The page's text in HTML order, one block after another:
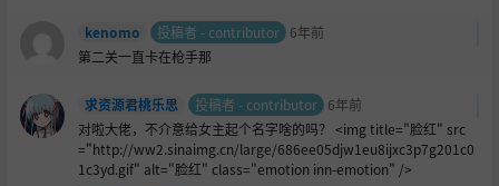
kenomo 投稿者 - contributor 6年前
第二关一直卡在枪手那
求资源君桃乐思 投稿者 - contributor 6年前
对啦大佬，不介意给女主起个名字啥的吗？ <img title="脸红" src
="http://ww2.sinaimg.cn/large/686ee05djw1eu8ijxc3p7g201c0
1c3yd.gif" alt="脸红" class="emotion inn-emotion" />